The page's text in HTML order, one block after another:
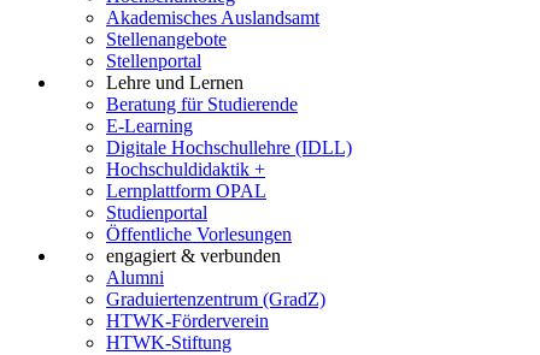
Akademisches Auslandsamt
Stellenangebote
Stellenportal
Lehre und Lernen
Beratung für Studierende
E-Learning
Digitale Hochschullehre (IDLL)
Hochschuldidaktik +
Lernplattform OPAL
Studienportal
Öffentliche Vorlesungen
engagiert & verbunden
Alumni
Graduiertenzentrum (GradZ)
HTWK-Förderverein
HTWK-Stiftung